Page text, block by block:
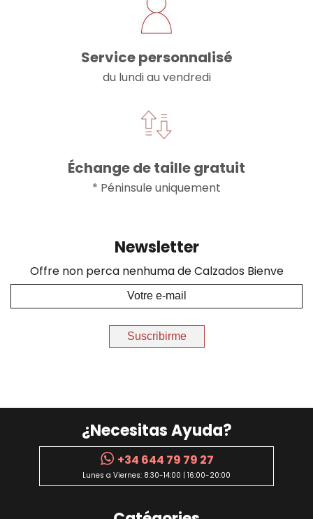
Service personnalisé
du lundi au vendredi
Échange de taille gratuit
* Péninsule uniquement
Newsletter
Offre non perca nenhuma de Calzados Bienve
Suscribirme
¿Necesitas Ayuda?
+34 644 79 79 27
Lunes a Viernes: 8:30-14:00 | 16:00-20:00